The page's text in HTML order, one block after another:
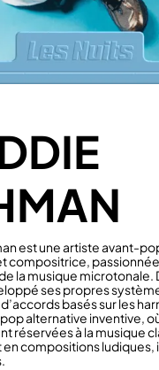
est une artiste avant-
compositrice,
la musique microtonale.
ses propres
basés sur les
alternative inventive,
réservées à la musique
compositions ludiques,